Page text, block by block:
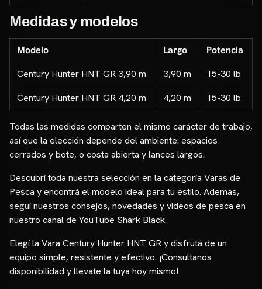
Medidas y modelos
Modelo Largo
Potencia
Century Hunter HNT GR 3,90 m
3,90 m
15-30 lb
Century Hunter HNT GR 4,20 m
4,20 m 15-30 lb
Todas las medidas comparten el mismo carácter de trabajo,
así que la elección depende del ambiente: espacios
cerrados y bote, o costa abierta y lances largos.
Descubrí toda nuestra selección en la categoría Varas de
Pesca y encontrá el modelo ideal para tu estilo. Además,
seguí nuestros consejos, novedades y videos de pesca en
nuestro canal de YouTube Shark Black.
Elegí la Vara Century Hunter HNT GR y disfrutá de un
equipo simple, resistente y efectivo. ¡Consultanos
disponibilidad y llevate la tuya hoy mismo!